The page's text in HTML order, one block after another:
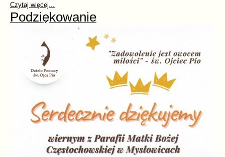
Czytaj więcej...
Podziękowanie